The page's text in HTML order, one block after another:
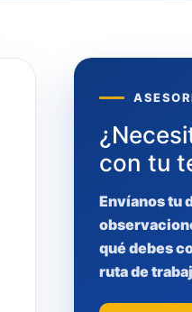
con tu
Envíanos tu
qué debes
ruta de